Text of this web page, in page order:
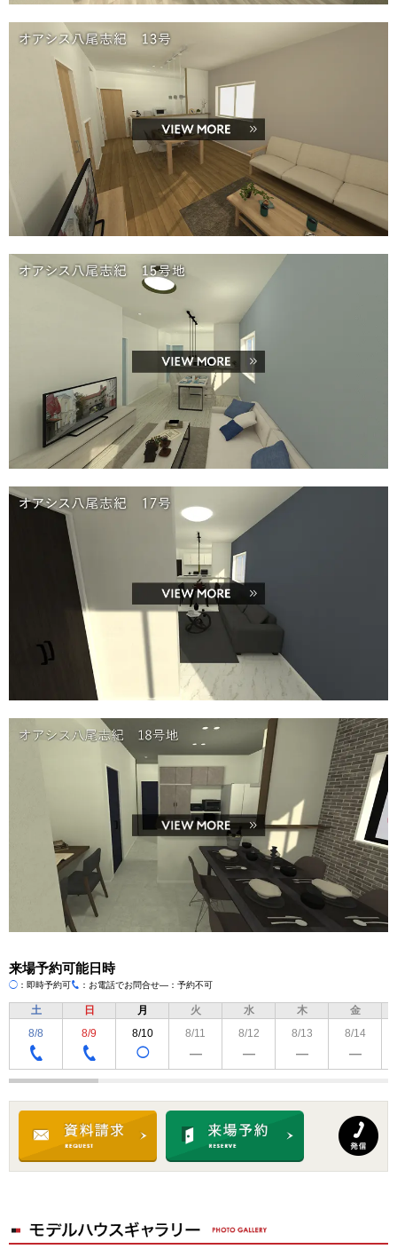
来場予約可能日時
◯ ：即時予約可 TEL
：お電話でお問合せ―：予約不可
土
8/8
TEL
日
8/9
TEL
月
8/10
◯
火
8/11
―
水
8/12
―
木
8/13
―
金
8/14
―